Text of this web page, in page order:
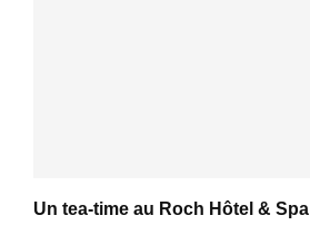
Un tea-time au Roch Hôtel & Spa